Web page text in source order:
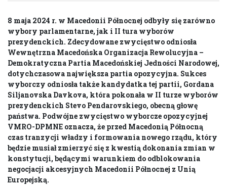
8 maja 2024 r. w Macedonii Północnej odbyły się zarówno
wybory parlamentarne, jak i II tura wyborów
prezydenckich. Zdecydowane zwycięstwo odniosła
Wewnętrzna Macedońska Organizacja Rewolucyjna –
Demokratyczna Partia Macedońskiej Jedności Narodowej,
dotychczasowa największa partia opozycyjna. Sukces
wyborczy odniosła także kandydatka tej partii, Gordana
Siljanovska Davkova, która pokonała w II turze wyborów
prezydenckich Stevo Pendarovskiego, obecną głowę
państwa. Podwójne zwycięstwo wyborcze opozycyjnej
VMRO-DPMNE oznacza, że przed Macedonią Północną
czas tranzycji władzy i formowania nowego rządu, który
będzie musiał zmierzyć się z kwestią dokonania zmian w
konstytucji, będącymi warunkiem do odblokowania
negocjacji akcesyjnych Macedonii Północnej z Unią
Europejską.